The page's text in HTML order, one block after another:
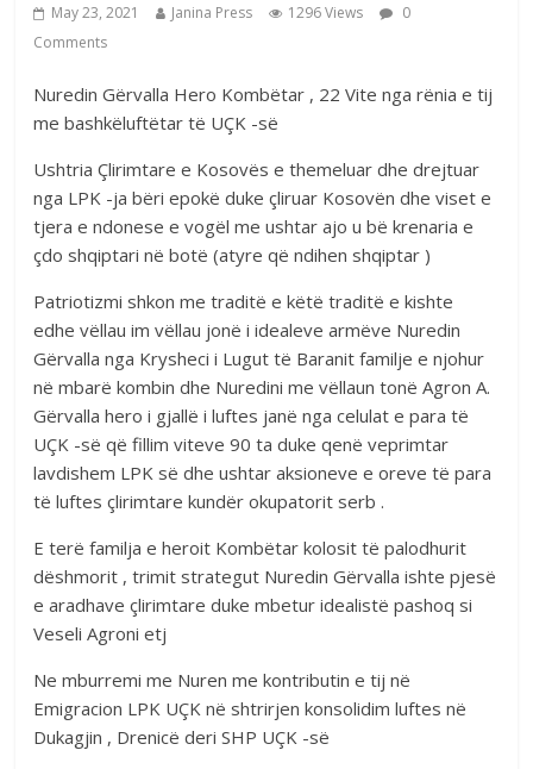
May 23, 2021 Janina Press 1296 Views
0
Comments
Nuredin Gërvalla Hero Kombëtar , 22 Vite nga rënia e tij
me bashkëluftëtar të UÇK -së
Ushtria Çlirimtare e Kosovës e themeluar dhe drejtuar
nga LPK -ja bëri epokë duke çliruar Kosovën dhe viset e
tjera e ndonese e vogël me ushtar ajo u bë krenaria e
çdo shqiptari në botë (atyre që ndihen shqiptar )
Patriotizmi shkon me traditë e këtë traditë e kishte
edhe vëllau im vëllau jonë i idealeve armëve Nuredin
Gërvalla nga Krysheci i Lugut të Baranit familje e njohur
në mbarë kombin dhe Nuredini me vëllaun tonë Agron A.
Gërvalla hero i gjallë i luftes janë nga celulat e para të
UÇK -së që fillim viteve 90 ta duke qenë veprimtar
lavdishem LPK së dhe ushtar aksioneve e oreve të para
të luftes çlirimtare kundër okupatorit serb .
E terë familja e heroit Kombëtar kolosit të palodhurit
dëshmorit , trimit strategut Nuredin Gërvalla ishte pjesë
e aradhave çlirimtare duke mbetur idealistë pashoq si
Veseli Agroni etj
Ne mburremi me Nuren me kontributin e tij në
Emigracion LPK UÇK në shtrirjen konsolidim luftes në
Dukagjin , Drenicë deri SHP UÇK -së